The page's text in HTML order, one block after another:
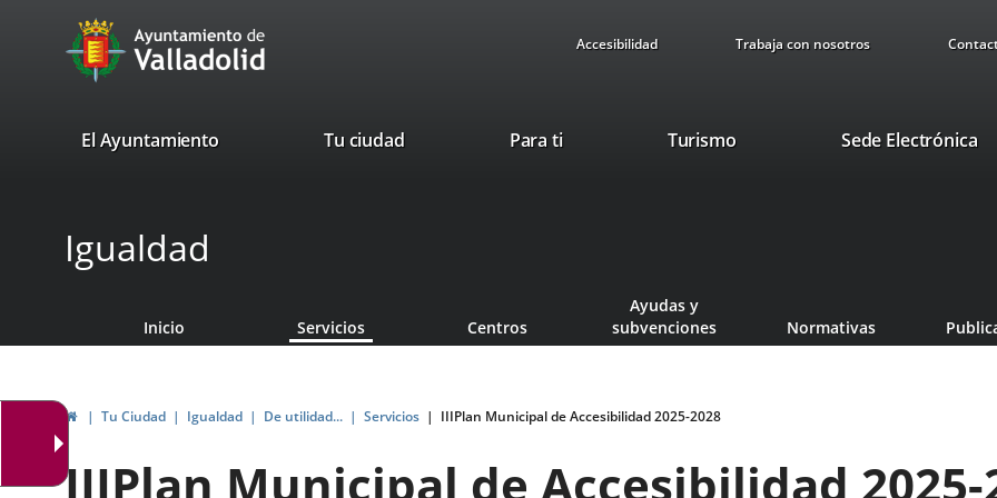
Portal
Web
Ayuntamiento
Valladolid
Accesibilidad Trabaja con nosotros
valladolid.es
El Ayuntamiento Tu ciudad Para ti TurismoEste
Sede Electrónica
Igualdad
Inicio Servicios Centros
Ayudas y
subvenciones
Normativas
InicioTu Ciudad Igualdad De utilidad... Servicios IIIPlan Municipal de Accesibilidad 2025-2028
IIIPlan Municipal de Accesibilidad 2025-